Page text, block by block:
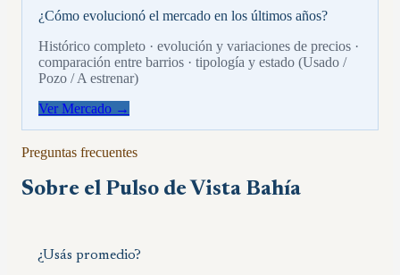
¿Cómo evolucionó el mercado en los últimos años?
Histórico completo · evolución y variaciones de precios ·
comparación entre barrios · tipología y estado (Usado /
Pozo / A estrenar)
Ver Mercado →
Preguntas frecuentes
Sobre el Pulso de Vista Bahía
¿Usás promedio?